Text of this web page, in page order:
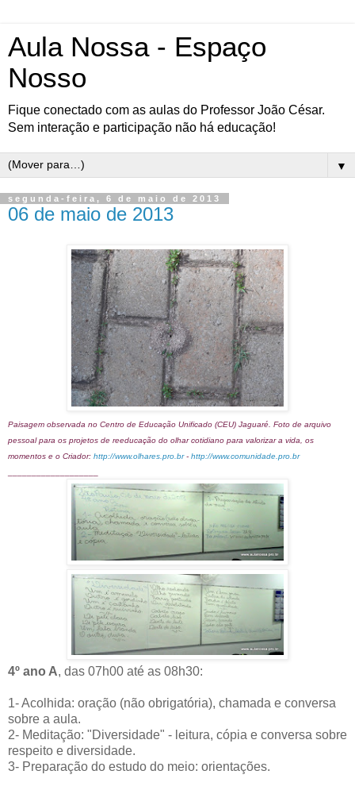
Aula Nossa - Espaço
Nosso
Fique conectado com as aulas do Professor João César.
Sem interação e participação não há educação!
▼
segunda-feira, 6 de maio de 2013
06 de maio de 2013
Paisagem observada no Centro de Educação Unificado (CEU) Jaguaré. Foto de arquivo
pessoal para os projetos de reeducação do olhar cotidiano para valorizar a vida, os
momentos e o Criador: http://www.olhares.pro.br- http://www.comunidade.pro.br
4º ano A, das 07h00 até as 08h30:
1- Acolhida: oração (não obrigatória), chamada e conversa
sobre a aula.
2- Meditação: "Diversidade" - leitura, cópia e conversa sobre
respeito e diversidade.
3- Preparação do estudo do meio: orientações.